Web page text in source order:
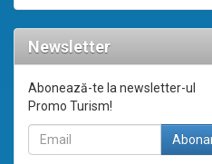
Newsletter
Abonează-te la newsletter-ul
Promo Turism!